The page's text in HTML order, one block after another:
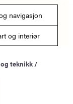
navigasjon
og interiør
teknikk /